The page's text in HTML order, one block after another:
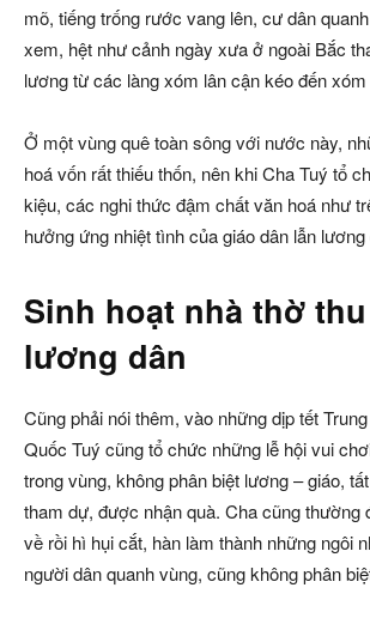
mõ, tiếng trống rước vang lên, cư dân
xem, hệt như cảnh ngày xưa ở ngoài Bắc
lương từ các làng xóm lân cận kéo đến
Ở một vùng quê toàn sông với nước này,
hoá vốn rất thiếu thốn, nên khi Cha Tuý tổ
kiệu, các nghi thức đậm chất văn hoá như
hưởng ứng nhiệt tình của giáo dân lẫn lương
Sinh hoạt nhà thờ
lương dân
Cũng phải nói thêm, vào những dịp tết
Quốc Tuý cũng tổ chức những lễ hội vui
trong vùng, không phân biệt lương – giáo,
tham dự, được nhận quà. Cha cũng thường
về rồi hì hụi cắt, hàn làm thành những ngôi
người dân quanh vùng, cũng không phân